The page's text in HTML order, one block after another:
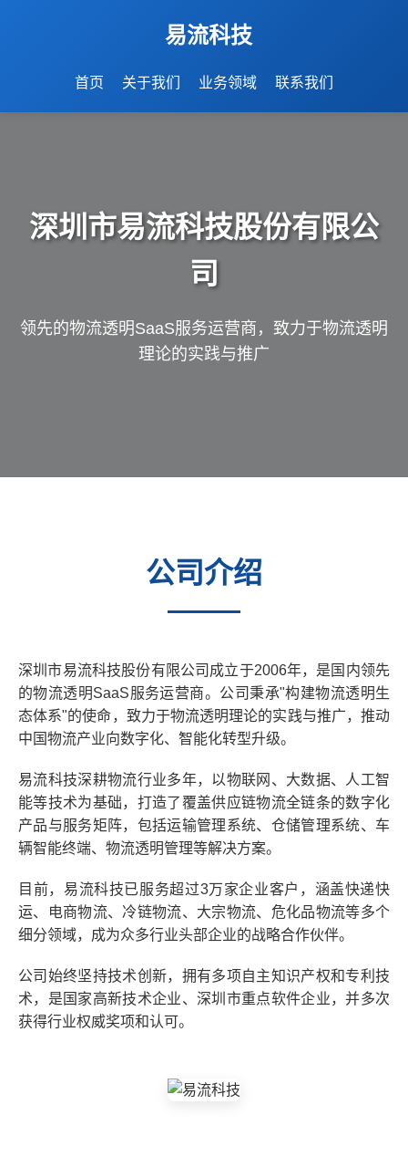
易流科技
首页 关于我们 业务领域 联系我们
深圳市易流科技股份有限公
司
领先的物流透明SaaS服务运营商，致力于物流透明
理论的实践与推广
公司介绍
深圳市易流科技股份有限公司成立于2006年，是国内领先
的物流透明SaaS服务运营商。公司秉承"构建物流透明生
态体系"的使命，致力于物流透明理论的实践与推广，推动
中国物流产业向数字化、智能化转型升级。
易流科技深耕物流行业多年，以物联网、大数据、人工智
能等技术为基础，打造了覆盖供应链物流全链条的数字化
产品与服务矩阵，包括运输管理系统、仓储管理系统、车
辆智能终端、物流透明管理等解决方案。
目前，易流科技已服务超过3万家企业客户，涵盖快递快
运、电商物流、冷链物流、大宗物流、危化品物流等多个
细分领域，成为众多行业头部企业的战略合作伙伴。
公司始终坚持技术创新，拥有多项自主知识产权和专利技
术，是国家高新技术企业、深圳市重点软件企业，并多次
获得行业权威奖项和认可。